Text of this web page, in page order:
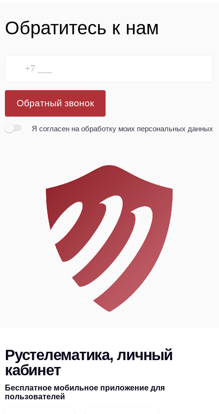
Обратитесь к нам
Обратный звонок
Я согласен на обработку моих персональных данных
Рустелематика, личный
кабинет
Бесплатное мобильное приложение для
пользователей